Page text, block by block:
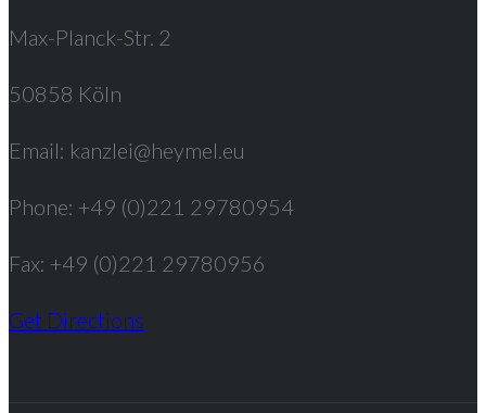
Max-Planck-Str. 2
50858 Köln
Email: kanzlei@heymel.eu
Phone: +49 (0)221 29780954
Fax: +49 (0)221 29780956
Get Directions